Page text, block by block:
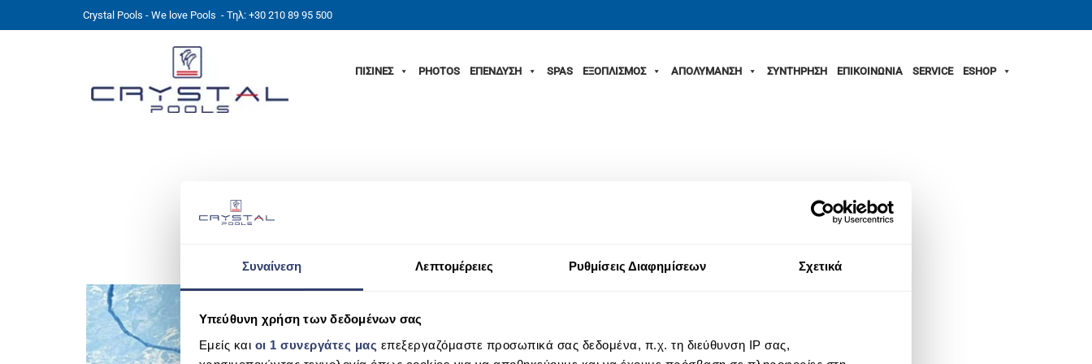
Συναίνεση Λεπτομέρειες Ρυθμίσεις Διαφημίσεων Σχετικά
Υπεύθυνη χρήση των δεδομένων σας
Εμείς και οι 1 συνεργάτες μας επεξεργαζόμαστε προσωπικά σας δεδομένα, π.χ. τη διεύθυνση IP σας,
Crystal Pools - We love Pools - Τηλ: +30 210 89 95 500
ΠΙΣΙΝΕΣ PHOTOS ΕΠΕΝΔΥΣΗ SPAS ΕΞΟΠΛΙΣΜΟΣ ΑΠΟΛΥΜΑΝΣΗ ΣΥΝΤΗΡΗΣΗ ΕΠΙΚΟΙΝΩΝΙΑ SERVICE ESHOP